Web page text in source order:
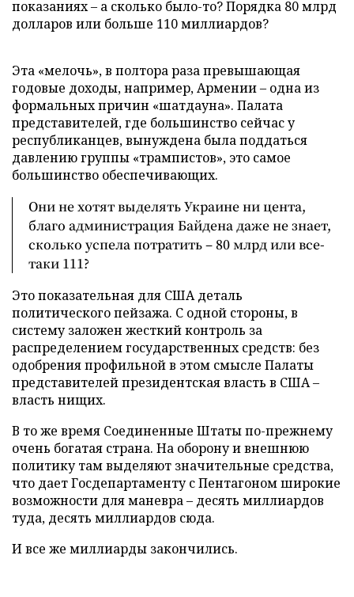
показаниях – а сколько было-то? Порядка 80 млрд
долларов или больше 110 миллиардов?
Эта «мелочь», в полтора раза превышающая
годовые доходы, например, Армении – одна из
формальных причин «шатдауна». Палата
представителей, где большинство сейчас у
республиканцев, вынуждена была поддаться
давлению группы «трампистов», это самое
большинство обеспечивающих.
Они не хотят выделять Украине ни цента,
благо администрация Байдена даже не знает,
сколько успела потратить – 80 млрд или все-
таки 111?
Это показательная для США деталь
политического пейзажа. С одной стороны, в
систему заложен жесткий контроль за
распределением государственных средств: без
одобрения профильной в этом смысле Палаты
представителей президентская власть в США –
власть нищих.
В то же время Соединенные Штаты по-прежнему
очень богатая страна. На оборону и внешнюю
политику там выделяют значительные средства,
что дает Госдепартаменту с Пентагоном широкие
возможности для маневра – десять миллиардов
туда, десять миллиардов сюда.
И все же миллиарды закончились.